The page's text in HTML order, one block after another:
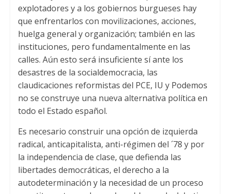
explotadores y a los gobiernos burgueses hay
que enfrentarlos con movilizaciones, acciones,
huelga general y organización; también en las
instituciones, pero fundamentalmente en las
calles. Aún esto será insuficiente sí ante los
desastres de la socialdemocracia, las
claudicaciones reformistas del PCE, IU y Podemos
no se construye una nueva alternativa política en
todo el Estado español.
Es necesario construir una opción de izquierda
radical, anticapitalista, anti-régimen del ´78 y por
la independencia de clase, que defienda las
libertades democráticas, el derecho a la
autodeterminación y la necesidad de un proceso